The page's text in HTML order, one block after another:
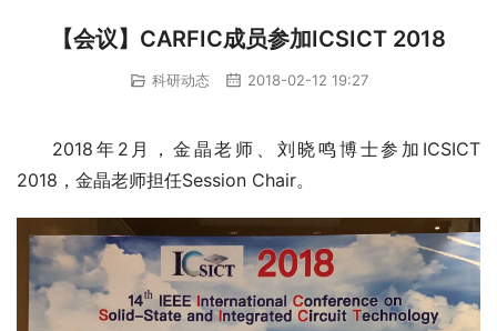
【会议】CARFIC成员参加ICSICT 2018
科研动态 2018-02-12 19:27
2018年2月，金晶老师、刘晓鸣博士参加ICSICT
2018，金晶老师担任Session Chair。